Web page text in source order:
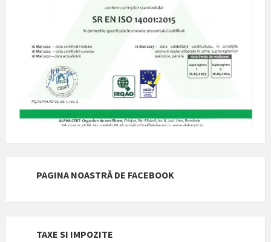
PAGINA NOASTRĂ DE FACEBOOK
TAXE SI IMPOZITE